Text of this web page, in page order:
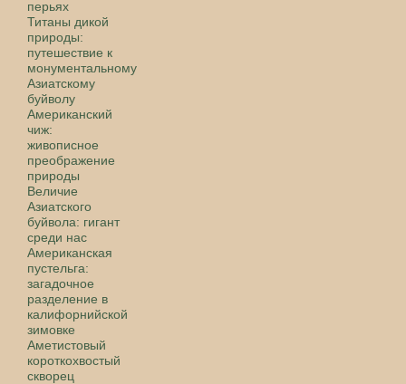
перьях
Титаны дикой
природы:
путешествие к
монументальному
Азиатскому
буйволу
Американский
чиж:
живописное
преображение
природы
Величие
Азиатского
буйвола: гигант
среди нас
Американская
пустельга:
загадочное
разделение в
калифорнийской
зимовке
Аметистовый
короткохвостый
скворец